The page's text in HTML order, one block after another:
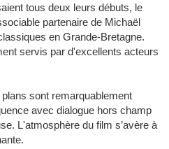
tous deux leurs débuts, le
partenaire de Michaël
en Grande-Bretagne.
servis par d'excellents acteurs
sont remarquablement
avec dialogue hors champ
L'atmosphère du film s’avère à